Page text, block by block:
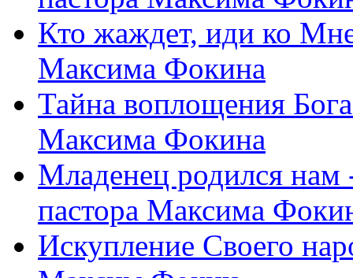
Кто жаждет, иди ко
Максима Фокина
Тайна воплощения
Максима Фокина
Младенец родился
пастора Максима
Искупление Своего